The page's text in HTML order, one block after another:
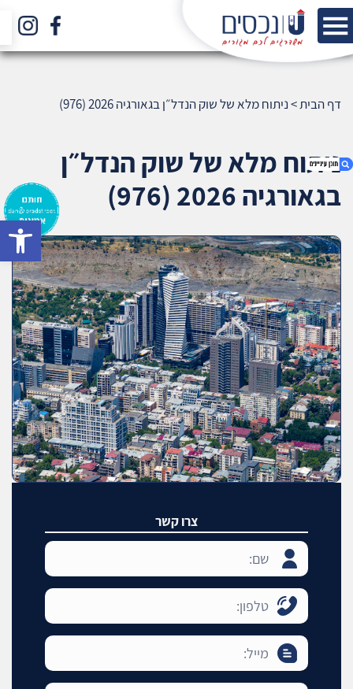
2. אודות U נכסים
3. שאלתם ? ענינו !
דף הבית>ניתוח מלא של שוק הנדל״ן בגאורגיה 2026 (976)
ניתוח מלא של שוק הנדל״ן
בגאורגיה 2026 (976)
צרו קשר